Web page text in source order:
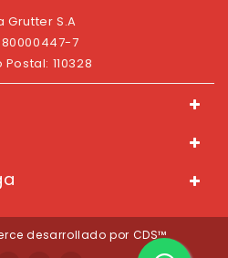
Grutter S.A
80000447-7
110328
desarrollado por CDS™